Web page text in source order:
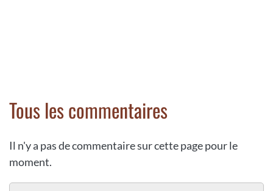
Tous les commentaires
Il n'y a pas de commentaire sur cette page pour le
moment.